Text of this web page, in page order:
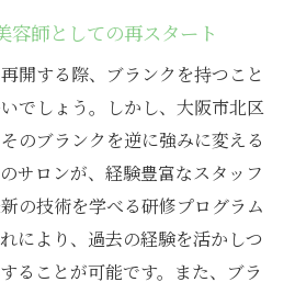
っても安心！柔軟な勤務時間
得られるスキルと経験
でのキャリアアップの可能性
ランク復帰を成功させる秘訣
で働くメリット
ティとの関わりが深まる職場
容師としての再スタート
開する際、ブランクを持つこと
でしょう。しかし、大阪市北区
のブランクを逆に強みに変える
サロンが、経験豊富なスタッフ
の技術を学べる研修プログラム
により、過去の経験を活かしつ
ることが可能です。また、ブラ